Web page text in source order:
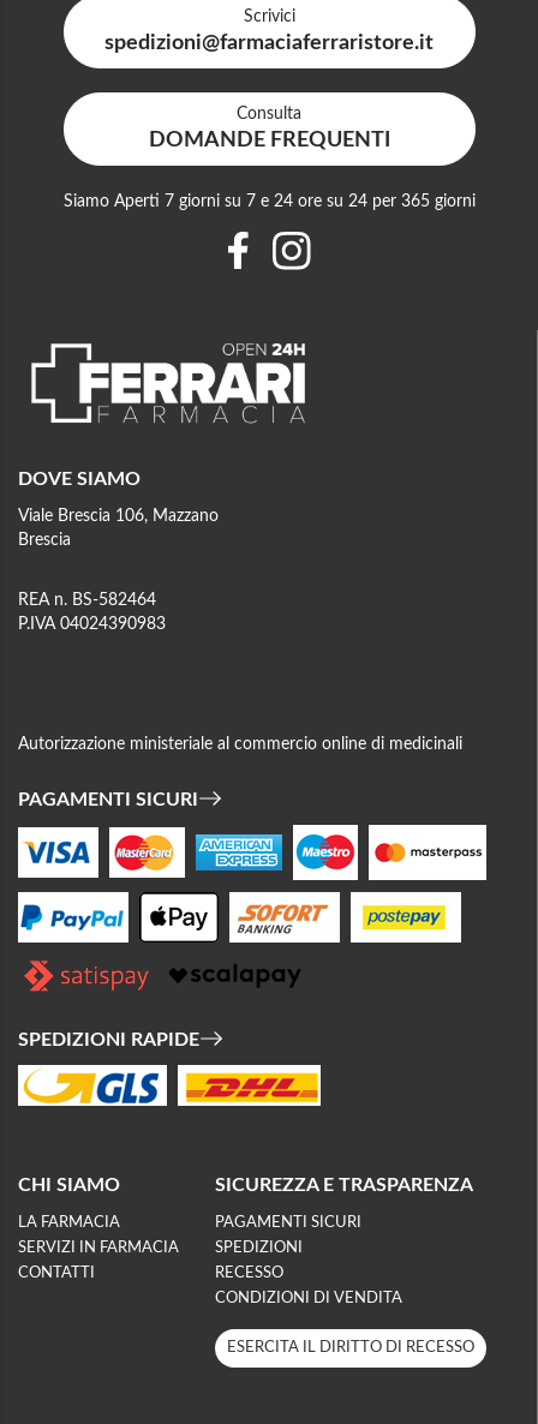
DOVE SIAMO
Viale Brescia 106, Mazzano
Brescia
REA n. BS-582464
P.IVA 04024390983
Autorizzazione ministeriale al commercio online di medicinali
PAGAMENTI SICURI
SPEDIZIONI RAPIDE
CHI SIAMO
LA FARMACIA
SERVIZI IN FARMACIA
CONTATTI
SICUREZZA E TRASPARENZA
PAGAMENTI SICURI
SPEDIZIONI
RECESSO
CONDIZIONI DI VENDITA
ESERCITA IL DIRITTO DI RECESSO
Scrivici
spedizioni@farmaciaferraristore.it
Consulta
DOMANDE FREQUENTI
Siamo Aperti 7 giorni su 7 e 24 ore su 24 per 365 giorni